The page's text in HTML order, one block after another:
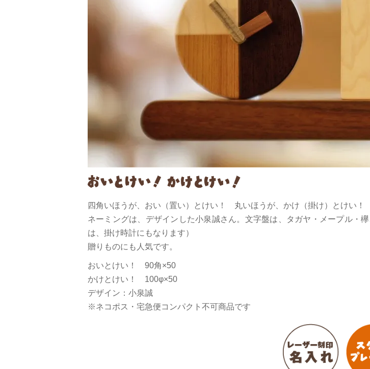
四角いほうが、おい（置い）とけい！ 丸いほうが、かけ（掛け）とけい！
ネーミングは、デザインした小泉誠さん。文字盤は、タガヤ・メープル・
は、掛け時計にもなります）
贈りものにも人気です。
おいとけい！ 90角×50
かけとけい！ 100φ×50
デザイン：小泉誠
※ネコポス・宅急便コンパクト不可商品です